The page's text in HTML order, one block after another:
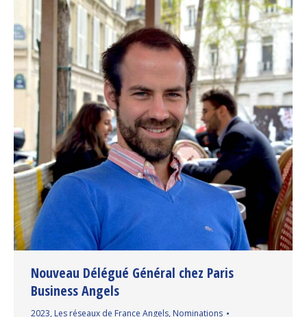
Nouveau Délégué Général chez Paris
Business Angels
2023, Les réseaux de France Angels, Nominations